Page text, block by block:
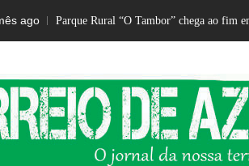
Parque Rural “O Tambor” chega ao fim em